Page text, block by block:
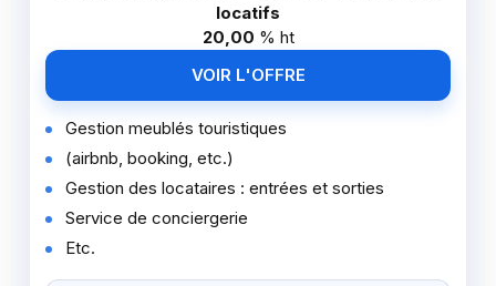
locatifs
20,00 % ht
VOIR L'OFFRE
Gestion meublés touristiques
(airbnb, booking, etc.)
Gestion des locataires : entrées et sorties
Service de conciergerie
Etc.